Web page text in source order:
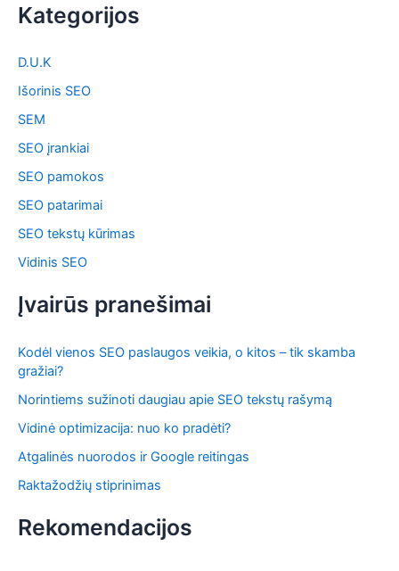
f
o
:
Kategorijos
D.U.K
Išorinis SEO
SEM
SEO įrankiai
SEO pamokos
SEO patarimai
SEO tekstų kūrimas
Vidinis SEO
Įvairūs pranešimai
Kodėl vienos SEO paslaugos veikia, o kitos – tik skamba
gražiai?
Norintiems sužinoti daugiau apie SEO tekstų rašymą
Vidinė optimizacija: nuo ko pradėti?
Atgalinės nuorodos ir Google reitingas
Raktažodžių stiprinimas
Rekomendacijos